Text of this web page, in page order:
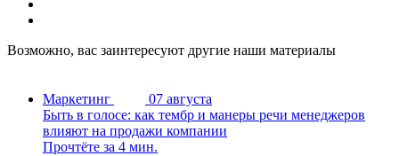
Возможно, вас заинтересуют другие наши материалы
Маркетинг
07 августа
Быть в голосе: как тембр и манеры речи менеджеров
влияют на продажи компании
Прочтёте за 4 мин.